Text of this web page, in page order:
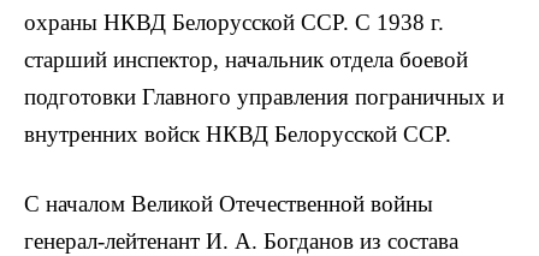
охраны НКВД Белорусской ССР. С 1938 г.
старший инспектор, начальник отдела боевой
подготовки Главного управления пограничных и
внутренних войск НКВД Белорусской ССР.
С началом Великой Отечественной войны
генерал-лейтенант И. А. Богданов из состава